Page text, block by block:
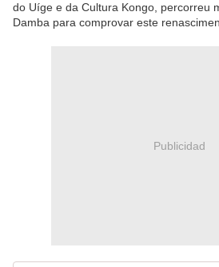
do Uíge e da Cultura Kongo, percorreu
Damba para comprovar este
Publicidad